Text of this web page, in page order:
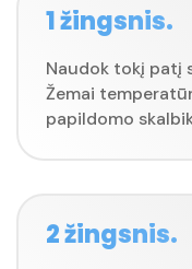
1 žingsnis.
Naudok tokį patį
Žemai
papildomo
2 žingsnis.